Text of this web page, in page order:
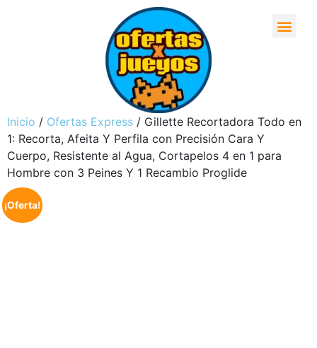
Inicio / Ofertas Express / Gillette Recortadora Todo en
1: Recorta, Afeita Y Perfila con Precisión Cara Y
Cuerpo, Resistente al Agua, Cortapelos 4 en 1 para
Hombre con 3 Peines Y 1 Recambio Proglide
¡Oferta!